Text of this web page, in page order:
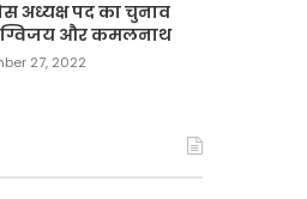
अध्यक्ष पद का चुनाव
और कमलनाथ
27, 2022